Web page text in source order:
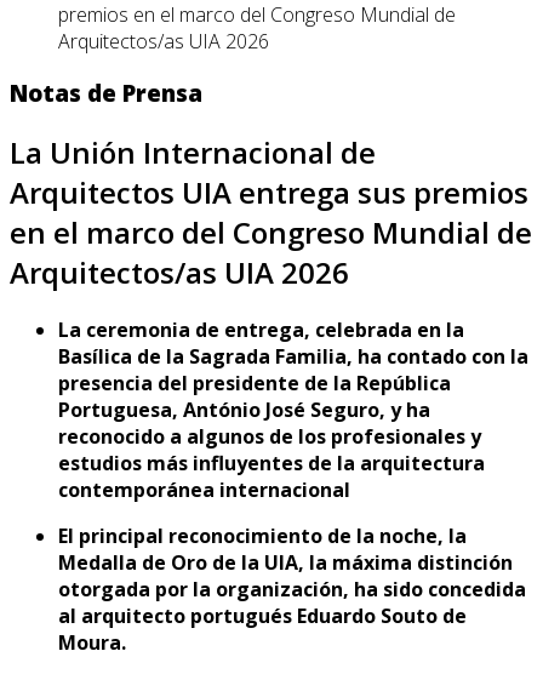
premios en el marco del Congreso Mundial de
Arquitectos/as UIA 2026
Notas de Prensa
La Unión Internacional de
Arquitectos UIA entrega sus premios
en el marco del Congreso Mundial de
Arquitectos/as UIA 2026
La ceremonia de entrega, celebrada en la
Basílica de la Sagrada Familia, ha contado con la
presencia del presidente de la República
Portuguesa, António José Seguro, y ha
reconocido a algunos de los profesionales y
estudios más influyentes de la arquitectura
contemporánea internacional
El principal reconocimiento de la noche, la
Medalla de Oro de la UIA, la máxima distinción
otorgada por la organización, ha sido concedida
al arquitecto portugués Eduardo Souto de
Moura.